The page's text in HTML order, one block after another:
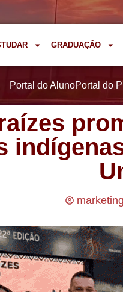
GRADUAÇÃO
Portal do AlunoPortal do
marketing